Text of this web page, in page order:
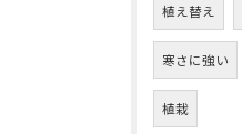
植え替え
寒さに強い
植栽